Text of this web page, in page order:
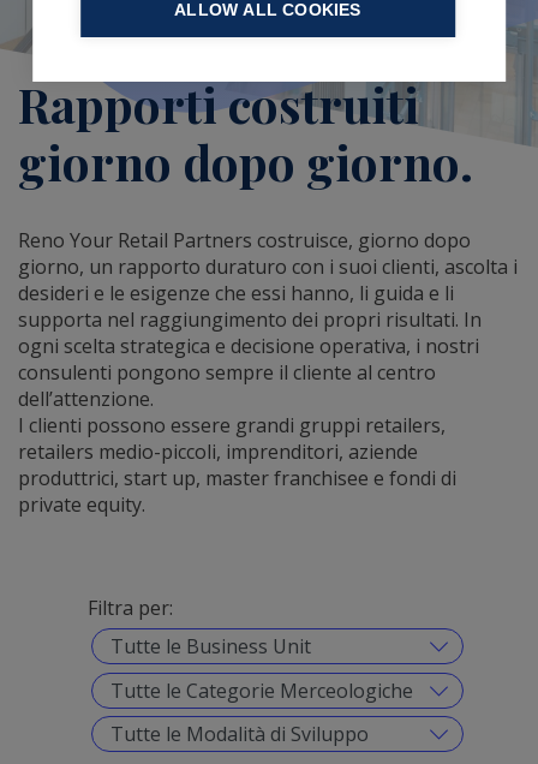
ALLOW ALL COOKIES
Rapporti costruiti
giorno dopo giorno.
Reno Your Retail Partners costruisce, giorno dopo
giorno, un rapporto duraturo con i suoi clienti, ascolta i
desideri e le esigenze che essi hanno, li guida e li
supporta nel raggiungimento dei propri risultati. In
ogni scelta strategica e decisione operativa, i nostri
consulenti pongono sempre il cliente al centro
dell’attenzione.
I clienti possono essere grandi gruppi retailers,
retailers medio-piccoli, imprenditori, aziende
produttrici, start up, master franchisee e fondi di
private equity.
Filtra per: